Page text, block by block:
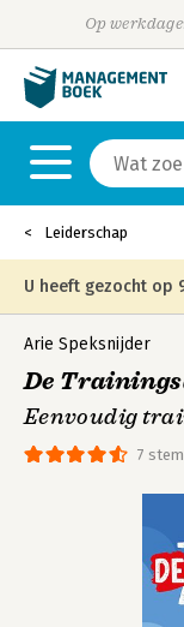
Op
Leiderschap
U heeft gezocht op
niet meer in die
onderstaande
7
Arie Speksnijder
De
Eenvoudig